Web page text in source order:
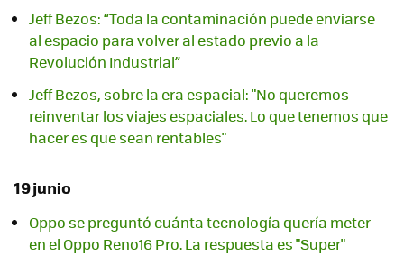
Jeff Bezos: “Toda la contaminación puede enviarse
al espacio para volver al estado previo a la
Revolución Industrial”
Jeff Bezos, sobre la era espacial: "No queremos
reinventar los viajes espaciales. Lo que tenemos que
hacer es que sean rentables"
19 junio
Oppo se preguntó cuánta tecnología quería meter
en el Oppo Reno16 Pro. La respuesta es "Super"